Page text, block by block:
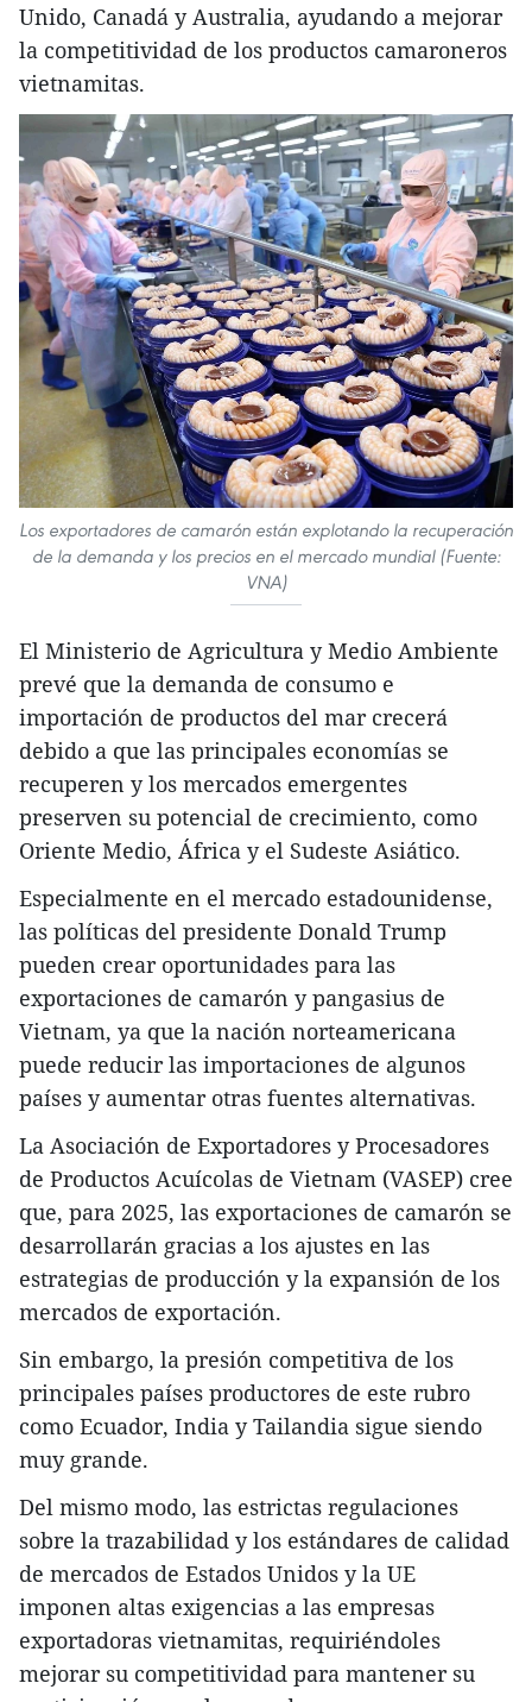
Unido, Canadá y Australia, ayudando a mejorar
la competitividad de los productos camaroneros
vietnamitas.
Los exportadores de camarón están explotando la recuperación
de la demanda y los precios en el mercado mundial (Fuente:
VNA)
El Ministerio de Agricultura y Medio Ambiente
prevé que la demanda de consumo e
importación de productos del mar crecerá
debido a que las principales economías se
recuperen y los mercados emergentes
preserven su potencial de crecimiento, como
Oriente Medio, África y el Sudeste Asiático.
Especialmente en el mercado estadounidense,
las políticas del presidente Donald Trump
pueden crear oportunidades para las
exportaciones de camarón y pangasius de
Vietnam, ya que la nación norteamericana
puede reducir las importaciones de algunos
países y aumentar otras fuentes alternativas.
La Asociación de Exportadores y Procesadores
de Productos Acuícolas de Vietnam (VASEP) cree
que, para 2025, las exportaciones de camarón se
desarrollarán gracias a los ajustes en las
estrategias de producción y la expansión de los
mercados de exportación.
Sin embargo, la presión competitiva de los
principales países productores de este rubro
como Ecuador, India y Tailandia sigue siendo
muy grande.
Del mismo modo, las estrictas regulaciones
sobre la trazabilidad y los estándares de calidad
de mercados de Estados Unidos y la UE
imponen altas exigencias a las empresas
exportadoras vietnamitas, requiriéndoles
mejorar su competitividad para mantener su